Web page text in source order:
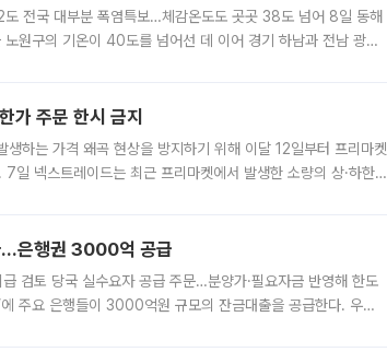
전국 대부분 폭염특보…체감온도도 곳곳 38도 넘어 8일 동해
원구의 기온이 40도를 넘어선 데 이어 경기 하남과 전남 광양
가 주문 한시 금지
하는 가격 왜곡 현상을 방지하기 위해 이달 12일부터 프리마켓
일 넥스트레이드는 최근 프리마켓에서 발생한 소량의 상·하한
…은행권 3000억 공급
검토 당국 실수요자 공급 주문…분양가·필요자금 반영해 한도
주요 은행들이 3000억원 규모의 잔금대출을 공급한다. 우리